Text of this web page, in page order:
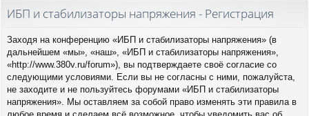
и
ИБП и стабилизаторы напряжения - Регистрация
Заходя на конференцию «ИБП и стабилизаторы напряжения» (в
дальнейшем «мы», «наш», «ИБП и стабилизаторы напряжения»,
«http://www.380v.ru/forum»), вы подтверждаете своё согласие со
следующими условиями. Если вы не согласны с ними, пожалуйста,
не заходите и не пользуйтесь форумами «ИБП и стабилизаторы
напряжения». Мы оставляем за собой право изменять эти правила в
любое время и сделаем всё возможное, чтобы уведомить вас об